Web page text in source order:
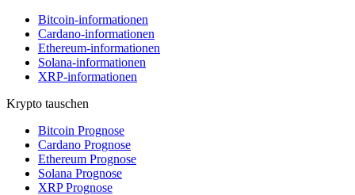
Bitcoin-informationen
Cardano-informationen
Ethereum-informationen
Solana-informationen
XRP-informationen
Krypto tauschen
Bitcoin Prognose
Cardano Prognose
Ethereum Prognose
Solana Prognose
XRP Prognose